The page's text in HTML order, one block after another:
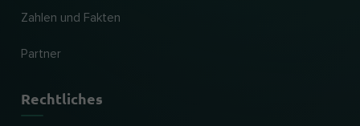
Zahlen und Fakten
Partner
Rechtliches